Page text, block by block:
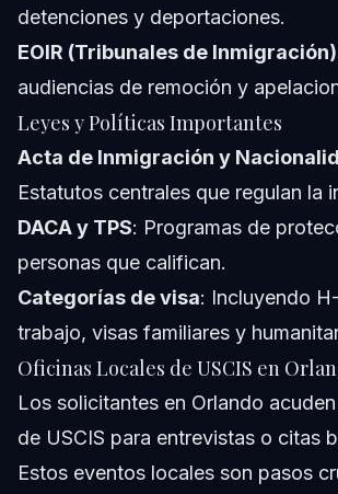
detenciones y deportaciones.
EOIR (Tribunales de Inmigración)
audiencias de remoción y
Leyes y Políticas Importantes
Acta de Inmigración y
Estatutos centrales que regulan la
DACA y TPS: Programas de
personas que califican.
Categorías de visa: Incluyendo
trabajo, visas familiares y
Oficinas Locales de USCIS en
Los solicitantes en Orlando
de USCIS para entrevistas o citas
Estos eventos locales son pasos